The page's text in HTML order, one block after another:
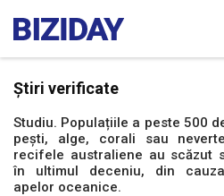
Știri verificate
Studiu. Populațiile a peste 500
pești, alge, corali sau
recifele australiene au scăzut
în ultimul deceniu, din
apelor oceanice.